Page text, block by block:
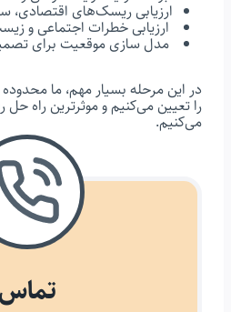
ارزیابی ریسک‌های اقتصادی،
ارزیابی خطرات اجتماعی و
مدل سازی موقعیت برای
در این مرحله بسیار مهم، ما
را تعیین می‌کنیم و موثرترین راه حل
می‌کنیم.
تماس